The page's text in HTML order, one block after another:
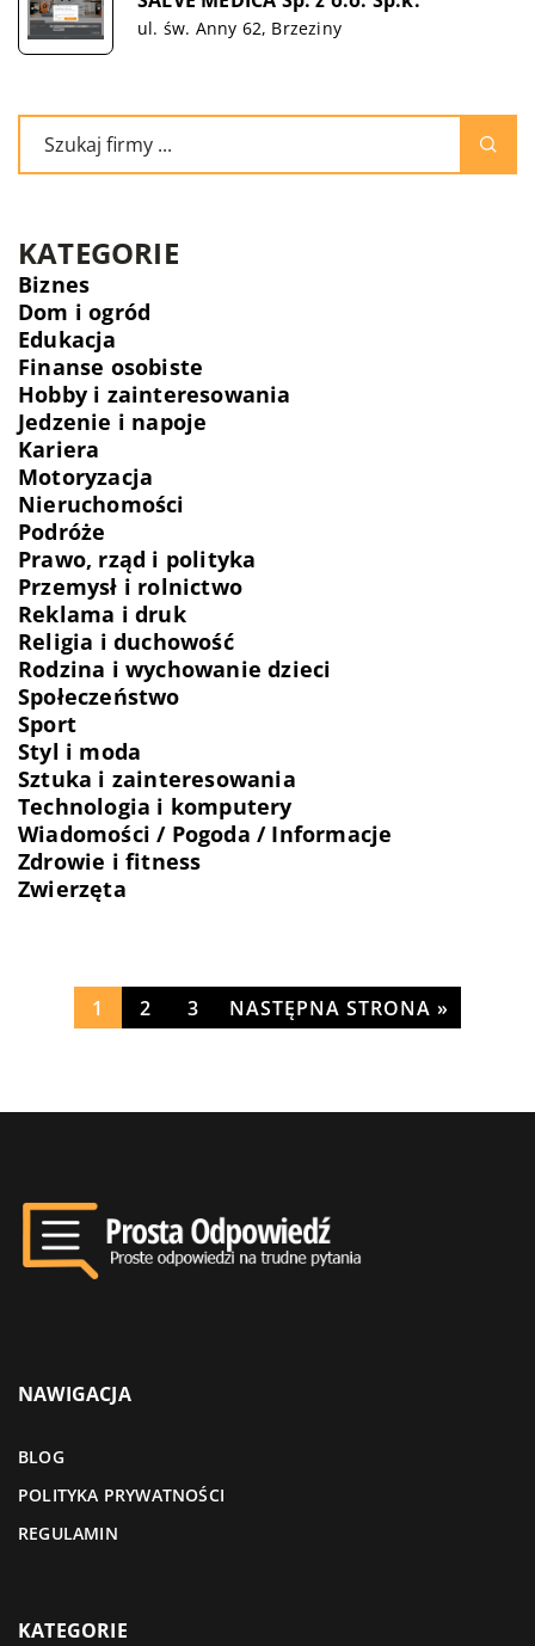
ul. św. Anny 62, Brzeziny
KATEGORIE
Biznes
Dom i ogród
Edukacja
Finanse osobiste
Hobby i zainteresowania
Jedzenie i napoje
Kariera
Motoryzacja
Nieruchomości
Podróże
Prawo, rząd i polityka
Przemysł i rolnictwo
Reklama i druk
Religia i duchowość
Rodzina i wychowanie dzieci
Społeczeństwo
Sport
Styl i moda
Sztuka i zainteresowania
Technologia i komputery
Wiadomości / Pogoda / Informacje
Zdrowie i fitness
Zwierzęta
1 2 3 NASTĘPNA STRONA »
NAWIGACJA
BLOG
POLITYKA PRYWATNOŚCI
REGULAMIN
KATEGORIE